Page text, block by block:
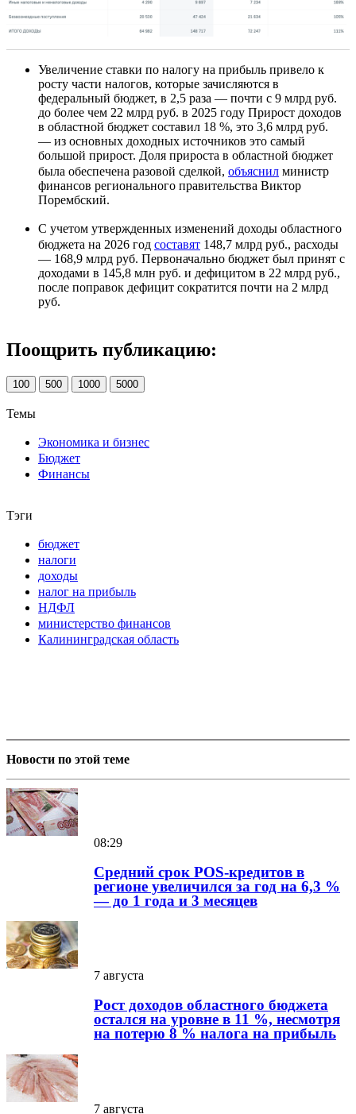
Увеличение ставки по налогу на прибыль привело к
росту части налогов, которые зачисляются в
федеральный бюджет, в 2,5 раза — почти с 9 млрд руб.
до более чем 22 млрд руб. в 2025 году Прирост доходов
в областной бюджет составил 18 %, это 3,6 млрд руб.
— из основных доходных источников это самый
большой прирост. Доля прироста в областной бюджет
была обеспечена разовой сделкой, объяснил министр
финансов регионального правительства Виктор
Порембский.
С учетом утвержденных изменений доходы областного
бюджета на 2026 год составят 148,7 млрд руб., расходы
— 168,9 млрд руб. Первоначально бюджет был принят с
доходами в 145,8 млн руб. и дефицитом в 22 млрд руб.,
после поправок дефицит сократится почти на 2 млрд
руб.
Поощрить публикацию:
100 500 1000 5000
Темы
Экономика и бизнес
Бюджет
Финансы
Тэги
бюджет
налоги
доходы
налог на прибыль
НДФЛ
министерство финансов
Калининградская область
Новости по этой теме
08:29
Средний срок POS-кредитов в
регионе увеличился за год на 6,3 %
— до 1 года и 3 месяцев
7 августа
Рост доходов областного бюджета
остался на уровне в 11 %, несмотря
на потерю 8 % налога на прибыль
7 августа